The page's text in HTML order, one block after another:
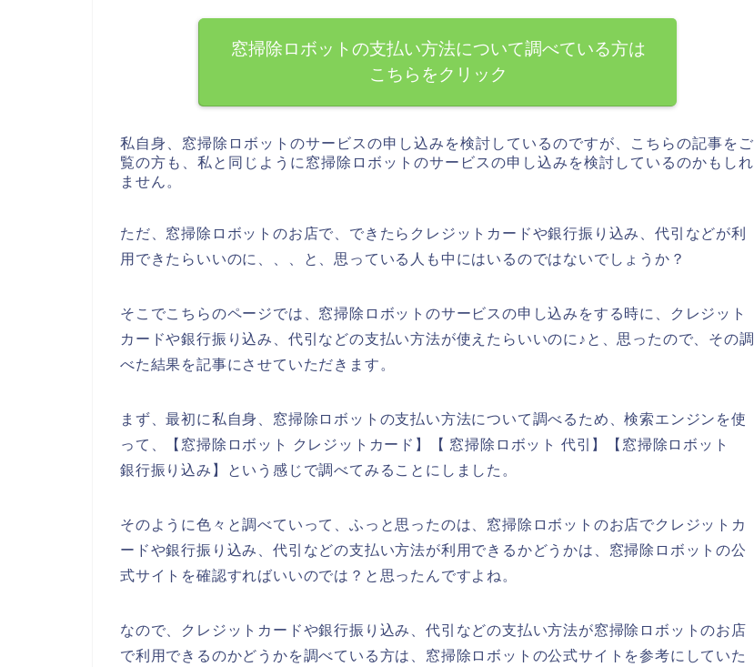
窓掃除ロボットの支払い方法について調べている方は
こちらをクリック
私自身、窓掃除ロボットのサービスの申し込みを検討しているのですが、こちらの記事をご
覧の方も、私と同じように窓掃除ロボットのサービスの申し込みを検討しているのかもしれ
ません。
ただ、窓掃除ロボットのお店で、できたらクレジットカードや銀行振り込み、代引などが利
用できたらいいのに、、、と、思っている人も中にはいるのではないでしょうか？
そこでこちらのページでは、窓掃除ロボットのサービスの申し込みをする時に、クレジット
カードや銀行振り込み、代引などの支払い方法が使えたらいいのに♪と、思ったので、その調
べた結果を記事にさせていただきます。
まず、最初に私自身、窓掃除ロボットの支払い方法について調べるため、検索エンジンを使
って、【窓掃除ロボット クレジットカード】【 窓掃除ロボット 代引】【窓掃除ロボット
銀行振り込み】という感じで調べてみることにしました。
そのように色々と調べていって、ふっと思ったのは、窓掃除ロボットのお店でクレジットカ
ードや銀行振り込み、代引などの支払い方法が利用できるかどうかは、窓掃除ロボットの公
式サイトを確認すればいいのでは？と思ったんですよね。
なので、クレジットカードや銀行振り込み、代引などの支払い方法が窓掃除ロボットのお店
で利用できるのかどうかを調べている方は、窓掃除ロボットの公式サイトを参考にしていた